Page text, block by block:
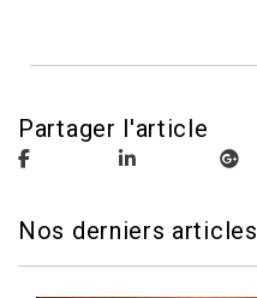
Partager l'article
Nos derniers articles